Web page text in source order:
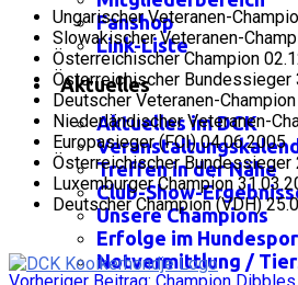
Fanshop
Link-Liste
Aktuelles
Aktuelles im DCK
Treffen in der Nähe
Club-Show-
Unsere Champions
Erfolge im
Notvermittlung /
Ungarischer Veteranen-
Slowakischer Veteranen-
Österreichischer Champion
Österreichischer Bundessieger
Deutscher Veteranen-
Niederländischer Veteranen-
Europasieger (FCI) 04.06.2005
Österreichischer Bundessieger
Luxemburger Champion
Deutscher Champion (VDH)